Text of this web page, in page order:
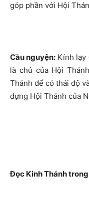
góp phần với Hội
Cầu nguyện: Kính lạy
là chủ của Hội
Thánh để có thái độ
dựng Hội Thánh của
Đọc Kinh Thánh